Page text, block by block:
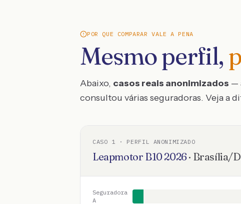
POR QUE COMPARAR VALE A PENA
Mesmo perfil,
Abaixo, casos reais anonimizados —
consultou várias seguradoras. Veja a
CASO 1 · PERFIL ANONIMIZADO
Leapmotor B102026· Brasília/
Seguradora
A